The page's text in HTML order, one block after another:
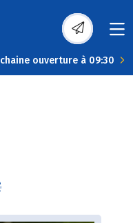
ouverture à 09:30